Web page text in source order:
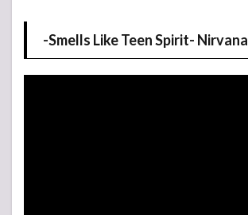
-Smells Like Teen Spirit- Nirvana